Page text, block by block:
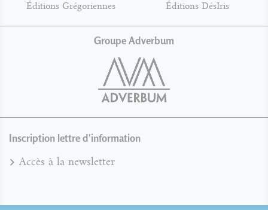
Éditions Grégoriennes Éditions DésIris
Groupe Adverbum
Inscription lettre d'information
Accès à la newsletter